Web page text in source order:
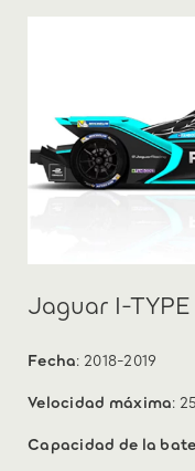
Jaguar I-TYPE
Fecha: 2018-2019
Velocidad máxima:
Capacidad de la